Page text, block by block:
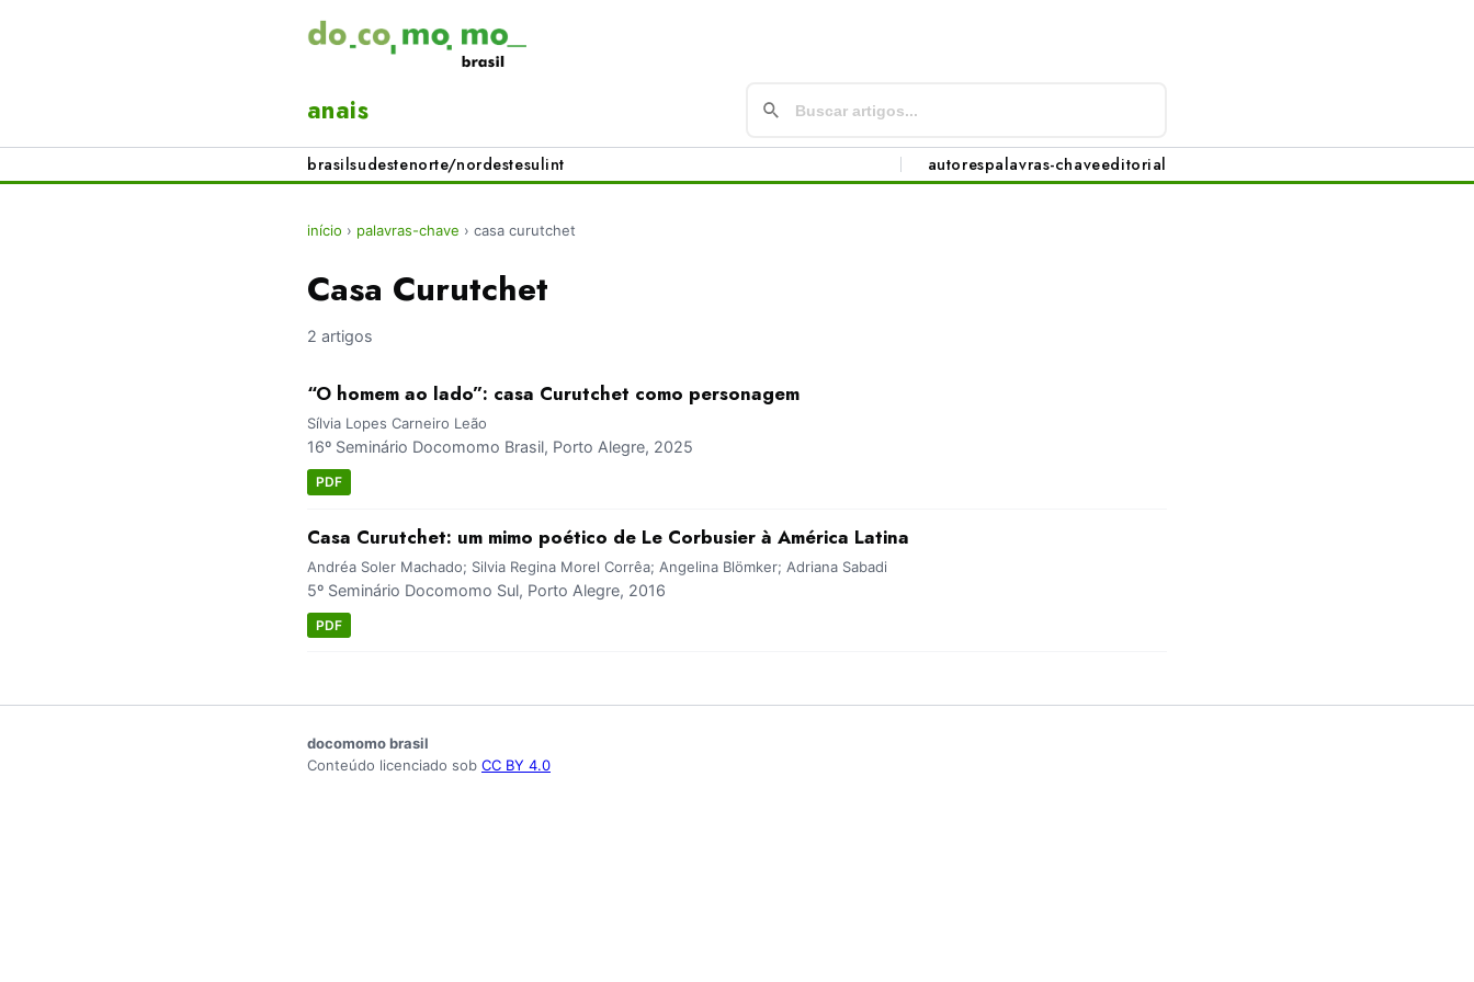
anais
brasilsudestenorte/nordestesulint autorespalavras-chaveeditorial
início › palavras-chave › casa curutchet
Casa Curutchet
2 artigos
“O homem ao lado”: casa Curutchet como personagem
Sílvia Lopes Carneiro Leão
16º Seminário Docomomo Brasil, Porto Alegre, 2025
PDF
Casa Curutchet: um mimo poético de Le Corbusier à América Latina
Andréa Soler Machado; Silvia Regina Morel Corrêa; Angelina Blömker; Adriana Sabadi
5º Seminário Docomomo Sul, Porto Alegre, 2016
PDF
docomomo brasil
Conteúdo licenciado sob CC BY 4.0